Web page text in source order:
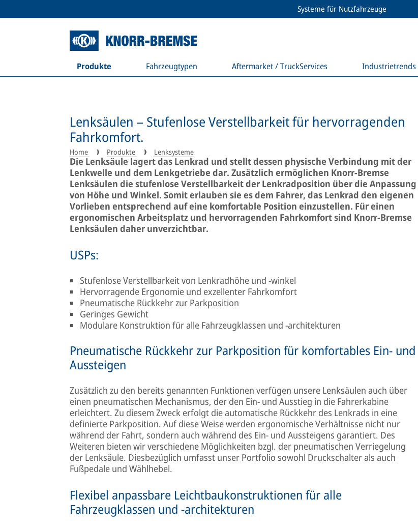
Systeme für Nutzfahrzeuge
Produkte Fahrzeugtypen Aftermarket / TruckServices Industrietrends
Lenksäulen – Stufenlose Verstellbarkeit für hervorragenden
Fahrkomfort.
Home Produkte Lenksysteme
Die Lenksäule lagert das Lenkrad und stellt dessen physische Verbindung mit der
Lenkwelle und dem Lenkgetriebe dar. Zusätzlich ermöglichen Knorr-Bremse
Lenksäulen die stufenlose Verstellbarkeit der Lenkradposition über die Anpassung
von Höhe und Winkel. Somit erlauben sie es dem Fahrer, das Lenkrad den eigenen
Vorlieben entsprechend auf eine komfortable Position einzustellen. Für einen
ergonomischen Arbeitsplatz und hervorragenden Fahrkomfort sind Knorr-Bremse
Lenksäulen daher unverzichtbar.
USPs:
Stufenlose Verstellbarkeit von Lenkradhöhe und -winkel
Hervorragende Ergonomie und exzellenter Fahrkomfort
Pneumatische Rückkehr zur Parkposition
Geringes Gewicht
Modulare Konstruktion für alle Fahrzeugklassen und -architekturen
Pneumatische Rückkehr zur Parkposition für komfortables Ein- und
Aussteigen
Zusätzlich zu den bereits genannten Funktionen verfügen unsere Lenksäulen auch über
einen pneumatischen Mechanismus, der den Ein- und Ausstieg in die Fahrerkabine
erleichtert. Zu diesem Zweck erfolgt die automatische Rückkehr des Lenkrads in eine
definierte Parkposition. Auf diese Weise werden ergonomische Verhältnisse nicht nur
während der Fahrt, sondern auch während des Ein- und Aussteigens garantiert. Des
Weiteren bieten wir verschiedene Möglichkeiten bzgl. der pneumatischen Verriegelung
der Lenksäule. Diesbezüglich umfasst unser Portfolio sowohl Druckschalter als auch
Fußpedale und Wählhebel.
Flexibel anpassbare Leichtbaukonstruktionen für alle
Fahrzeugklassen und -architekturen